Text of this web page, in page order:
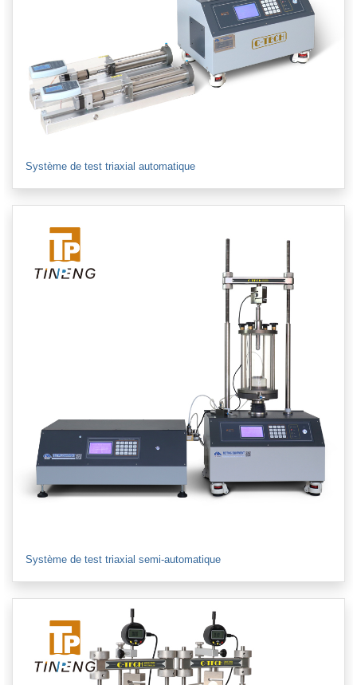
Système de test triaxial automatique
Système de test triaxial semi-automatique